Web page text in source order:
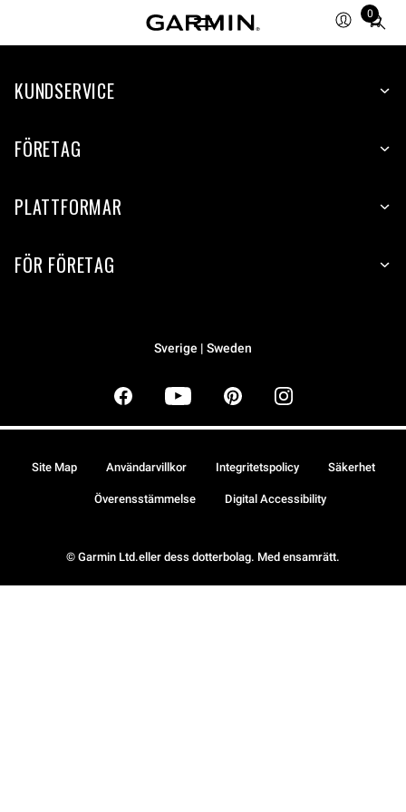
0
Total
items
cart:
KUNDSERVICE
FÖRETAG
PLATTFORMAR
FÖR FÖRETAG
Sverige | Sweden
© Garmin Ltd.eller dess dotterbolag. Med ensamrätt.
Site Map Användarvillkor Integritetspolicy Säkerhet
Överensstämmelse Digital Accessibility